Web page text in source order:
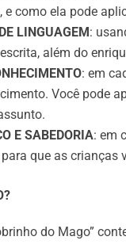
e como ela pode
LINGUAGEM :
além do
: em
Você pode
E SABEDORIA: em
que as crianças
do Mago”